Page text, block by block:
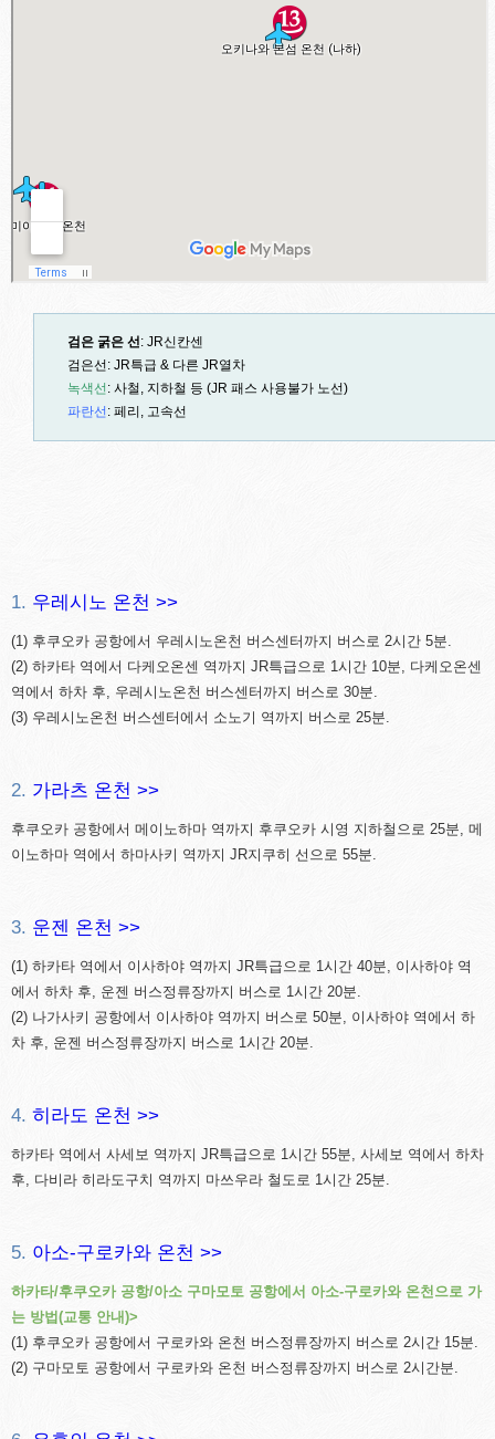
검은 굵은 선: JR신칸센
검은선: JR특급 & 다른 JR열차
녹색선 : 사철, 지하철 등 (JR 패스 사용불가 노선)
파란선 : 페리, 고속선
1. 우레시노 온천 >>
(1) 후쿠오카 공항에서 우레시노온천 버스센터까지 버스로 2시간 5분.
(2) 하카타 역에서 다케오온센 역까지 JR특급으로 1시간 10분, 다케오온센
역에서 하차 후, 우레시노온천 버스센터까지 버스로 30분.
(3) 우레시노온천 버스센터에서 소노기 역까지 버스로 25분.
2. 가라츠 온천 >>
후쿠오카 공항에서 메이노하마 역까지 후쿠오카 시영 지하철으로 25분, 메
이노하마 역에서 하마사키 역까지 JR지쿠히 선으로 55분.
3. 운젠 온천 >>
(1) 하카타 역에서 이사하야 역까지 JR특급으로 1시간 40분, 이사하야 역
에서 하차 후, 운젠 버스정류장까지 버스로 1시간 20분.
(2) 나가사키 공항에서 이사하야 역까지 버스로 50분, 이사하야 역에서 하
차 후, 운젠 버스정류장까지 버스로 1시간 20분.
4. 히라도 온천 >>
하카타 역에서 사세보 역까지 JR특급으로 1시간 55분, 사세보 역에서 하차
후, 다비라 히라도구치 역까지 마쓰우라 철도로 1시간 25분.
5. 아소-구로카와 온천 >>
하카타/후쿠오카 공항/아소 구마모토 공항에서 아소-구로카와 온천으로 가
는 방법(교통 안내)>
(1) 후쿠오카 공항에서 구로카와 온천 버스정류장까지 버스로 2시간 15분.
(2) 구마모토 공항에서 구로카와 온천 버스정류장까지 버스로 2시간분.